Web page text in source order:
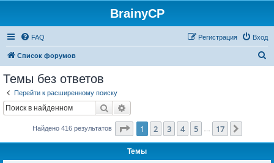
BrainyCP
FAQ Вход
Регистрация
Список форумов
Темы без ответов
Перейти к расширенному поиску
Поиск
Найдено 416 результатов Страница из 17
1 2 3 4 5 17
Темы